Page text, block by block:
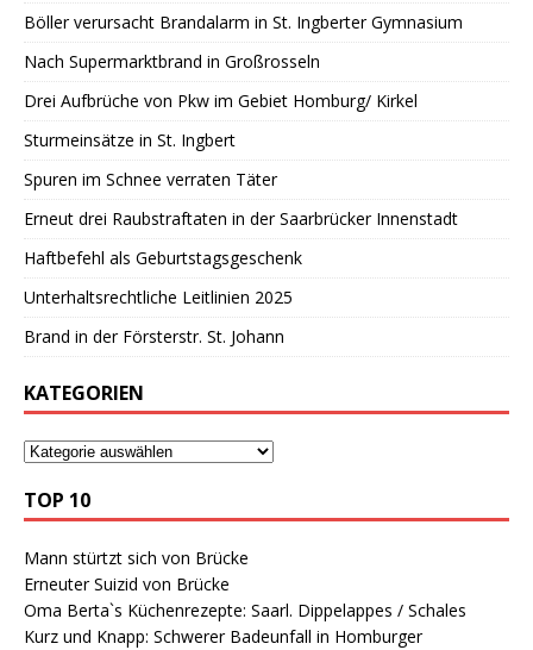
Böller verursacht Brandalarm in St. Ingberter Gymnasium
Nach Supermarktbrand in Großrosseln
Drei Aufbrüche von Pkw im Gebiet Homburg/ Kirkel
Sturmeinsätze in St. Ingbert
Spuren im Schnee verraten Täter
Erneut drei Raubstraftaten in der Saarbrücker Innenstadt
Haftbefehl als Geburtstagsgeschenk
Unterhaltsrechtliche Leitlinien 2025
Brand in der Försterstr. St. Johann
KATEGORIEN
TOP 10
Mann stürtzt sich von Brücke
Erneuter Suizid von Brücke
Oma Berta`s Küchenrezepte: Saarl. Dippelappes / Schales
Kurz und Knapp: Schwerer Badeunfall in Homburger